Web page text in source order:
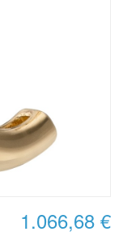
1.066,68 €